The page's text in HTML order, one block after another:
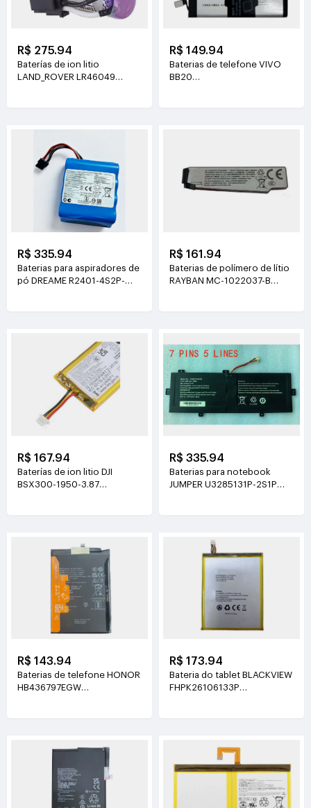
R$ 275.94
Baterías de ion litio
LAND_ROVER LR46049
R$ 149.94
Baterias de telefone VIVO
BB20
R$ 335.94
Baterias para aspiradores de
pó DREAME R2401-4S2P-
R$ 161.94
Baterias de polímero de lítio
RAYBAN MC-1022037-B
R$ 167.94
Baterías de ion litio DJI
BSX300-1950-3.87
R$ 335.94
Baterias para notebook
JUMPER U3285131P-2S1P
R$ 143.94
Baterias de telefone HONOR
HB436797EGW
R$ 173.94
Bateria do tablet BLACKVIEW
FHPK26106133P